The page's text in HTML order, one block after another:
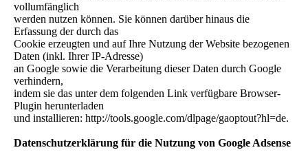
vollumfänglich
werden nutzen können. Sie können darüber hinaus die
Erfassung der durch das
Cookie erzeugten und auf Ihre Nutzung der Website bezogenen
Daten (inkl. Ihrer IP-Adresse)
an Google sowie die Verarbeitung dieser Daten durch Google
verhindern,
indem sie das unter dem folgenden Link verfügbare Browser-
Plugin herunterladen
und installieren: http://tools.google.com/dlpage/gaoptout?hl=de.
Datenschutzerklärung für die Nutzung von Google Adsense